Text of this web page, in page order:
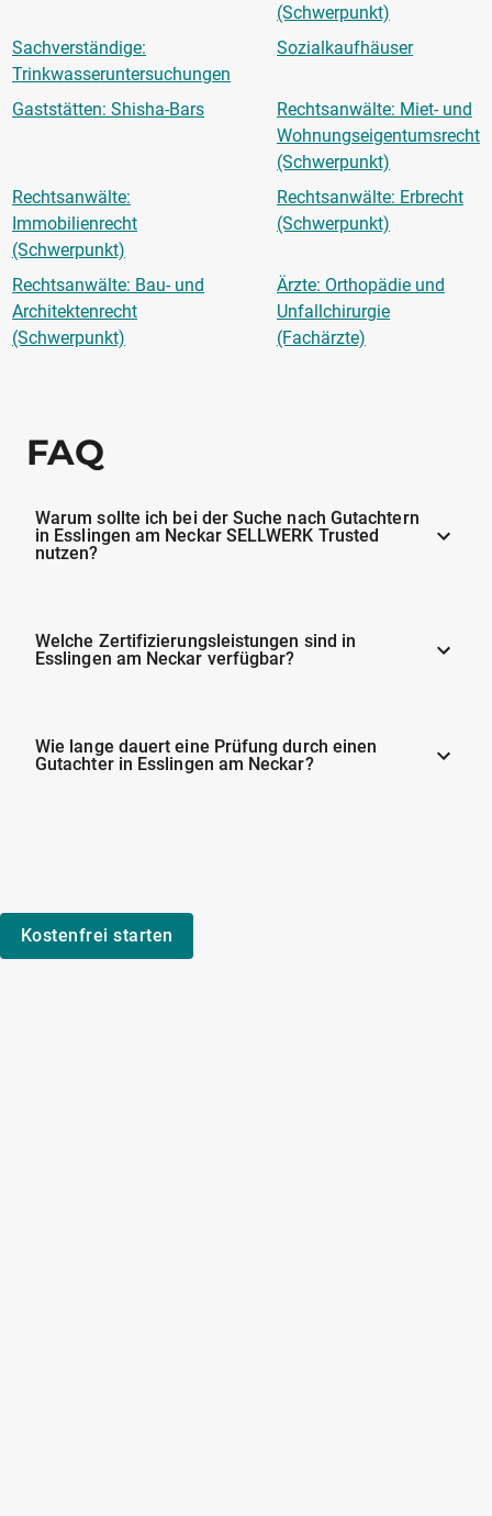
(Schwerpunkt)
Sachverständige:
Trinkwasseruntersuchungen
Sozialkaufhäuser
Gaststätten: Shisha-Bars
Rechtsanwälte: Miet- und
Wohnungseigentumsrecht
(Schwerpunkt)
Rechtsanwälte:
Immobilienrecht
(Schwerpunkt)
Rechtsanwälte: Erbrecht
(Schwerpunkt)
Rechtsanwälte: Bau- und
Architektenrecht
(Schwerpunkt)
Ärzte: Orthopädie und
Unfallchirurgie
(Fachärzte)
FAQ
Warum sollte ich bei der Suche nach Gutachtern
in Esslingen am Neckar SELLWERK Trusted
nutzen?
Welche Zertifizierungsleistungen sind in
Esslingen am Neckar verfügbar?
Wie lange dauert eine Prüfung durch einen
Gutachter in Esslingen am Neckar?
Kostenfrei starten